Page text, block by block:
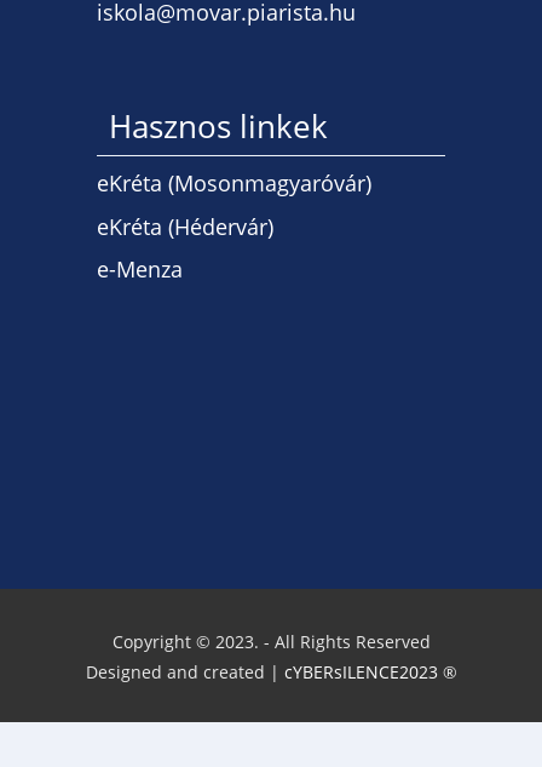
iskola@movar.piarista.hu
Hasznos linkek
eKréta (Mosonmagyaróvár)
eKréta (Hédervár)
e-Menza
Copyright © 2023. - All Rights Reserved
Designed and created | cYBERsILENCE2023®